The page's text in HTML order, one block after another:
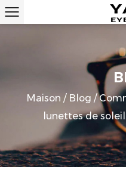
Maison / Blog /
lunettes de